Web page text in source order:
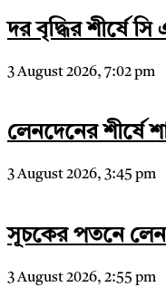
দর বৃদ্ধির শীর্ষে
3 August 2026, 7:02 pm
লেনদেনের শীর্ষে
3 August 2026, 3:45 pm
সূচকের পতনে
3 August 2026, 2:55 pm